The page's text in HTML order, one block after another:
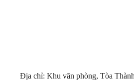
Địa chỉ: Khu văn phòng, Tòa